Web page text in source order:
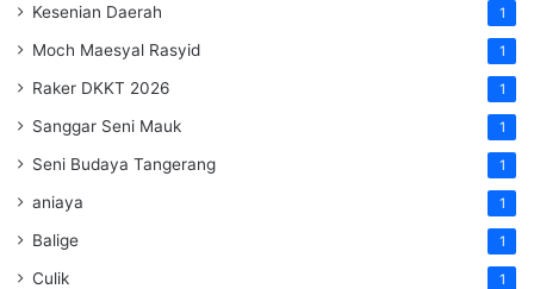
Kesenian Daerah 1
Moch Maesyal Rasyid 1
Raker DKKT 2026 1
Sanggar Seni Mauk 1
Seni Budaya Tangerang 1
aniaya 1
Balige 1
Culik 1